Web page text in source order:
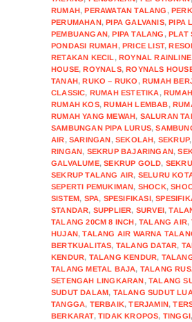
RUMAH,PERAWATAN TALANG ,
PERUMAHAN,PIPA GALVANIS,PIPA
PEMBUANGAN,PIPA TALANG ,PLAT
PONDASI RUMAH,PRICE LIST,
RETAKAN KECIL ,ROYNAL RAINLINE
HOUSE,ROYNALS,ROYNALS
TANAH,RUKO – RUKO ,RUMAH
CLASSIC, RUMAH ESTETIKA,
RUMAH KOS,RUMAH LEMBAB,
RUMAH YANG MEWAH, SALURAN
SAMBUNGAN PIPA LURUS,
AIR,SARINGAN,SEKOLAH, SEKRUP
RINGAN, SEKRUP BAJARINGAN,
GALVALUME,SEKRUP GOLD,
SEKRUP TALANG AIR, SELURU
SEPERTI PEMUKIMAN, SHOCK,
SISTEM, SPA, SPESIFIKASI,
STANDAR, SUPPLIER, SURVEI,
TALANG 20CM 8 INCH,TALANG AIR,
HUJAN,TALANG AIR WARNA
BERTKUALITAS, TALANG DATAR,
KENDUR, TALANG KENDUR,
TALANG METAL BAJA, TALANG
SETENGAH LINGKARAN,TALANG
SUDUT DALAM, TALANG SUDUT
TANGGA, TERBAIK,TERJAMIN,
BERKARAT,TIDAK KROPOS, TINGGI